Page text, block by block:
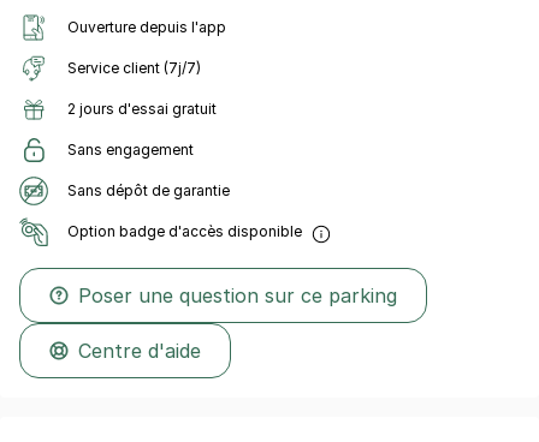
Ouverture depuis l'app
Service client (7j/7)
2 jours d'essai gratuit
Sans engagement
Sans dépôt de garantie
Option badge d'accès disponible
Poser une question sur ce parking
Centre d'aide